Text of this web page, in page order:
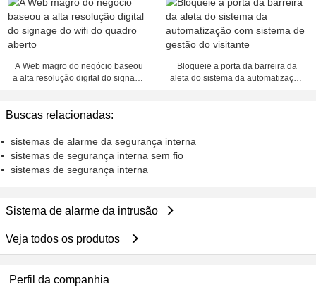
APP
automatização industrial
A Web magro do negócio baseou
a alta resolução digital do signage
Bloqueie a porta da barreira da
aleta do sistema da automatização
Buscas relacionadas:
sistemas de alarme da segurança interna
sistemas de segurança interna sem fio
sistemas de segurança interna
Sistema de alarme da intrusão
Veja todos os produtos
Perfil da companhia